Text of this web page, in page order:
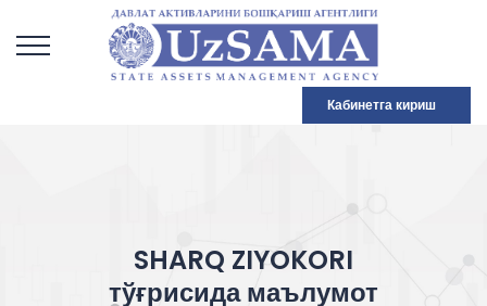
Кабинетга кириш
SHARQ ZIYOKORI
тўғрисида маълумот